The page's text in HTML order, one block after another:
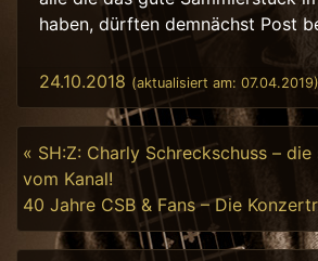
haben, dürften demnächst Post
24.10.2018 (aktualisiert am: 07.04.2019)
« SH:Z: Charly Schreckschuss –
vom Kanal!
40 Jahre CSB & Fans – Die